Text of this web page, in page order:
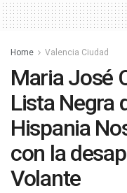
Home Valencia Ciudad
Maria José
Lista Negra
Hispania
con la
Volante